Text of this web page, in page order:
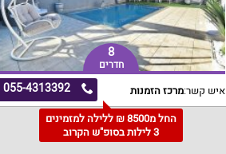
8
חדרים
055-4313392 איש קשר:מרכז הזמנות
החל מ8500 ₪ ללילה למזמינים
3 לילות בסופ"ש הקרוב